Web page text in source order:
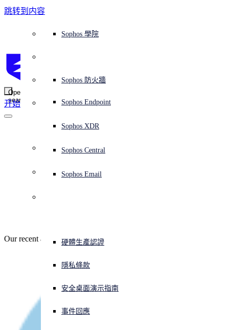
跳转到内容
Open
search
开始
Open language switcher
平台概覽Sophos Central
Sophos AI
整合 marketplace 市集
威脅情報
免費試用
端點保護（下一代防毒軟體）
伺服器防護
Mobile Security
安全營運
XDR - 擴展式偵測與回應
身分識別安全
ITDR - 身分識別威脅偵測與回應
網路安全與基礎架構
下一代防火牆 (NGFW)
網路交換機
無線存取點
Workspace Protection
Workspace Protection
零信任網路存取 (ZTNA)
DNS 防護 (DNS Protection)
Email Monitoring System
Email Security
電子郵件與網路釣魚防護
雲端工作負載防護
託管式服務MDR - 託管式偵測與回應
漏洞管理（託管式風險）
諮詢服務概覽
專業服務
營運支援
免費工具
NIST 評估
使用案例全天候守護我的組織
保障遠端與混合辦公員工的安全
應對網路保險要求
保護我的 Microsoft 環境
啟用雲端原生安全性
所有解決方案
教育
政府部門
醫療保健
製造業
零售業
為什麼選擇 Sophos？
獎項與榮譽
競爭對手比較
公司
媒體
職位空缺
信任中心
信任中心概覽
安全設計
負責任的披露
ESG
企業政策
網路安全指引
硬體生產認證
隱私條款
安全桌面演示指南
事件回應
Sophos 合作夥伴
Partner Program 合作夥伴計畫
Partner care 支援
合作夥伴培訓
合作夥伴部落格
通路合作夥伴
OEM
整合和 API
威脅情報X-Ops 威脅研究
AI 研究
威脅檔案
威脅資料庫
威脅研究部落格
檢視所有資源
案例研究
報告
線上研討會
白皮書
影片
部落格
Sophos 部落格
AI 研究
安全營運
合作夥伴部落格
獲得協助（支援）
緊急事件回應
支援計劃
客戶成功
技術客戶經理（TAM）
聯絡 Sophos 支援
聯絡 Partner Care
下載及更新
Sophos 狀態頁面
安全公告
提交威脅
產品支援
產品文件
Sophos 防火牆
Sophos Endpoint
Sophos XDR
Sophos Central
Sophos Email
培訓
Sophos 學院
Monday review –
catch up on our
latest articles and
Our recent articles and videos, all in one place.